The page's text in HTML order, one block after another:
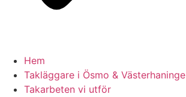
Hem
Takläggare i Ösmo & Västerhaninge
Takarbeten vi utför